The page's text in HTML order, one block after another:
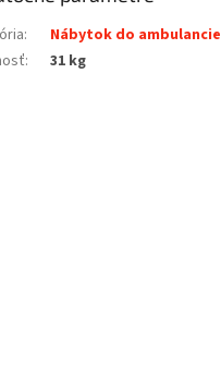
:
Nábytok do ambulancie
: 31 kg